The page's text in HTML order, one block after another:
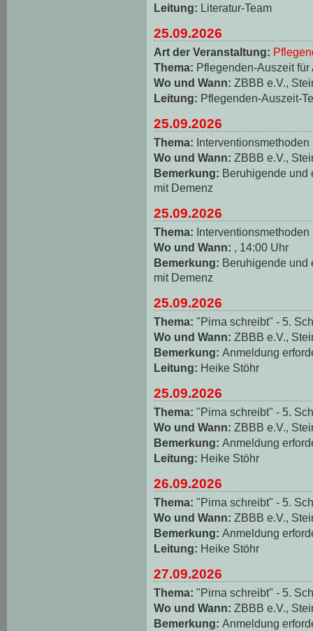
Leitung: Literatur-Team
25.09.2026
Art der Veranstaltung:
Thema: Pflegenden-Auszeit
Wo und Wann: ZBBB e.V.,
Leitung: Pflegenden-Auszeit-
25.09.2026
Thema:
Wo und Wann: ZBBB e.V.,
Bemerkung: Beruhigende und
mit Demenz
25.09.2026
Thema:
Wo und Wann:
, 14:00 Uhr
Bemerkung: Beruhigende und
mit Demenz
25.09.2026
Thema: "Pirna schreibt" - 5.
Wo und Wann: ZBBB e.V.,
Bemerkung: Anmeldung
Leitung: Heike Stöhr
25.09.2026
Thema: "Pirna schreibt" - 5.
Wo und Wann: ZBBB e.V.,
Bemerkung: Anmeldung
Leitung: Heike Stöhr
26.09.2026
Thema: "Pirna schreibt" - 5.
Wo und Wann: ZBBB e.V.,
Bemerkung: Anmeldung
Leitung: Heike Stöhr
27.09.2026
Thema: "Pirna schreibt" - 5.
Wo und Wann: ZBBB e.V.,
Bemerkung: Anmeldung